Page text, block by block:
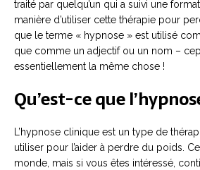
traité par quelqu’un qui a suivi une
manière d’utiliser cette thérapie pour
que le terme « hypnose » est utilisé
que comme un adjectif ou un nom –
essentiellement la même chose !
Qu’est-ce que
L’hypnose clinique est un type de
utiliser pour l’aider à perdre du poids.
monde, mais si vous êtes intéressé,